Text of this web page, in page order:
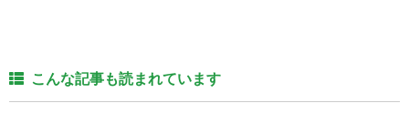
こんな記事も読まれています